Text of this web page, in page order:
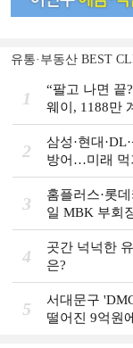
유통·부동산 BEST
1
“팔고 나면 끝
웨이, 1188만
2
삼성·현대
방어…미래 먹
3
홈플러스·롯
일 MBK 부회
4
곳간 넉넉한
은?
5
서대문구
떨어진 9억원